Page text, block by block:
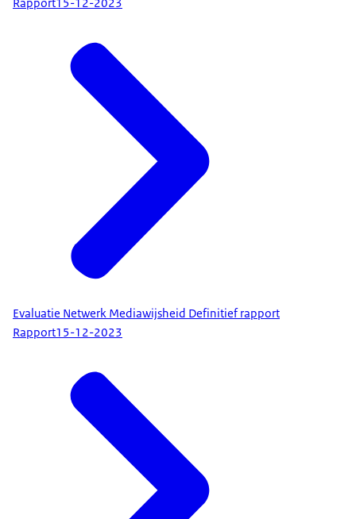
Rapport15-12-2023
Evaluatie Netwerk Mediawijsheid Definitief rapport
Rapport15-12-2023